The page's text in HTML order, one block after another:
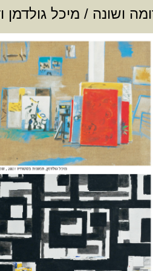
ושונה / מיכל גולדמן